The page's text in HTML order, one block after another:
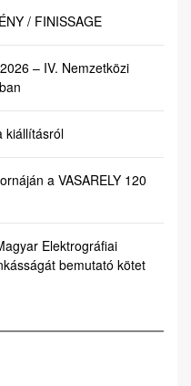
/ FINISSAGE
– IV. Nemzetközi
kiállításról
a VASARELY 120
Elektrográfiai
bemutató kötet